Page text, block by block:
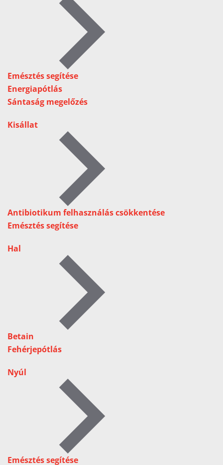
Emésztés segítése
Energiapótlás
Sántaság megelőzés
Kisállat
Antibiotikum felhasználás csökkentése
Emésztés segítése
Hal
Betain
Fehérjepótlás
Nyúl
Emésztés segítése